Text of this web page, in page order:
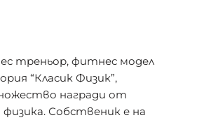
треньор, фитнес модел
“Класик Физик”,
награди от
физика. Собственик е на